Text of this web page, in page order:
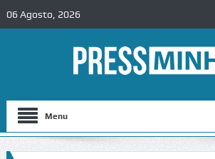
06 Agosto, 2026
Menu